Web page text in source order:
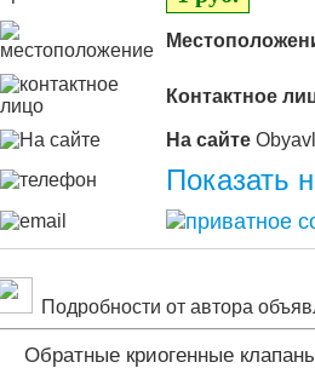
Контактное
На сайте
Показать
Подробности от автора
Обратные криогенные